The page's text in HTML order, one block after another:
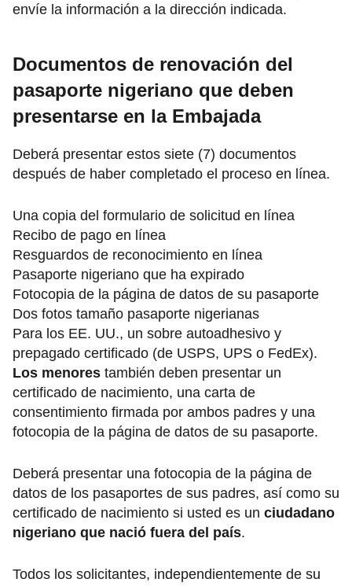
envíe la información a la dirección indicada.
Documentos de renovación del
pasaporte nigeriano que deben
presentarse en la Embajada
Deberá presentar estos siete (7) documentos
después de haber completado el proceso en línea.
Una copia del formulario de solicitud en línea
Recibo de pago en línea
Resguardos de reconocimiento en línea
Pasaporte nigeriano que ha expirado
Fotocopia de la página de datos de su pasaporte
Dos fotos tamaño pasaporte nigerianas
Para los EE. UU., un sobre autoadhesivo y
prepagado certificado (de USPS, UPS o FedEx).
Los menores también deben presentar un
certificado de nacimiento, una carta de
consentimiento firmada por ambos padres y una
fotocopia de la página de datos de su pasaporte.
Deberá presentar una fotocopia de la página de
datos de los pasaportes de sus padres, así como su
certificado de nacimiento si usted es un ciudadano
nigeriano que nació fuera del país.
Todos los solicitantes, independientemente de su